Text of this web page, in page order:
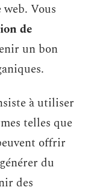
Vous
de
un bon
à utiliser
telles que
offrir
du
des